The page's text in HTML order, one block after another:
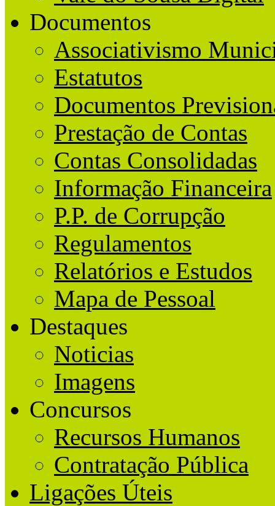
Documentos
Associativismo
Estatutos
Documentos
Prestação de Contas
Contas Consolidadas
Informação Financeira
P.P. de Corrupção
Regulamentos
Relatórios e Estudos
Mapa de Pessoal
Destaques
Noticias
Imagens
Concursos
Recursos Humanos
Contratação Pública
Ligações Úteis